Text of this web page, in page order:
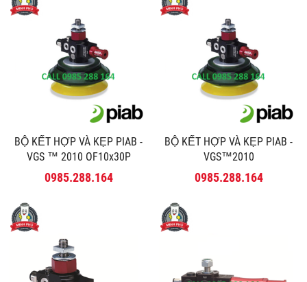
BỘ KẾT HỢP VÀ KẸP PIAB -
VGS ™ 2010 OF10x30P
0985.288.164
BỘ KẾT HỢP VÀ KẸP PIAB -
VGS™2010
0985.288.164